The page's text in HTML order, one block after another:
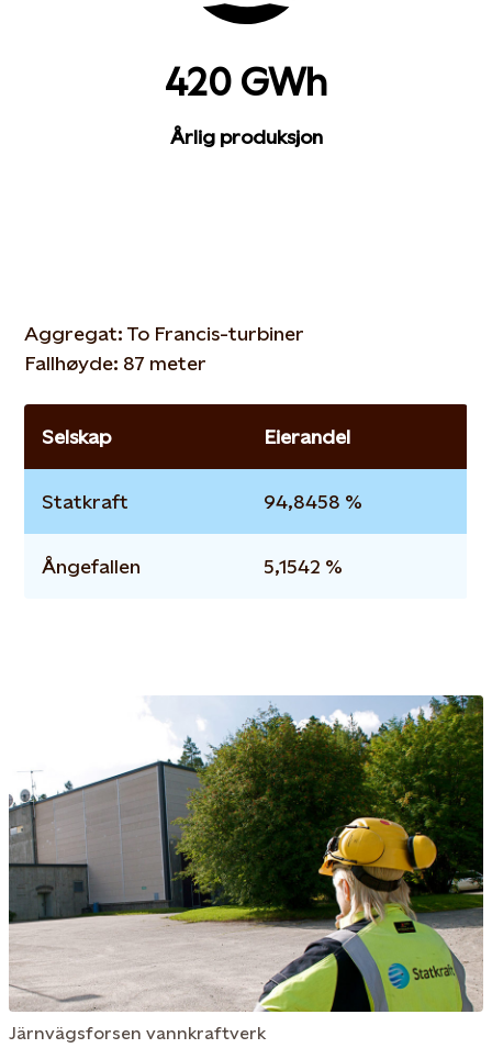
420 GWh
Årlig produksjon
Aggregat: To Francis-turbiner
Fallhøyde: 87 meter
Selskap Eierandel
Statkraft 94,8458 %
Ångefallen 5,1542 %
Järnvägsforsen vannkraftverk